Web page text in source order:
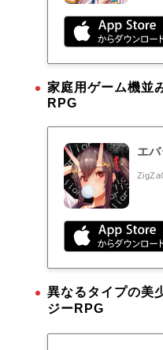
家庭用ゲーム機並
RPG
エ
異なるタイプの美
ジーRPG